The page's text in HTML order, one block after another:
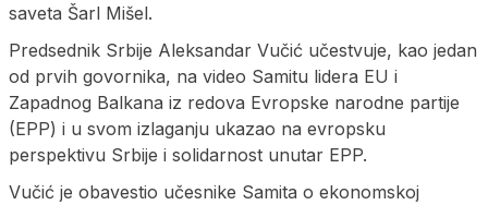
saveta Šarl Mišel.
Predsednik Srbije Aleksandar Vučić učestvuje, kao jedan
od prvih govornika, na video Samitu lidera EU i
Zapadnog Balkana iz redova Evropske narodne partije
(EPP) i u svom izlaganju ukazao na evropsku
perspektivu Srbije i solidarnost unutar EPP.
Vučić je obavestio učesnike Samita o ekonomskoj